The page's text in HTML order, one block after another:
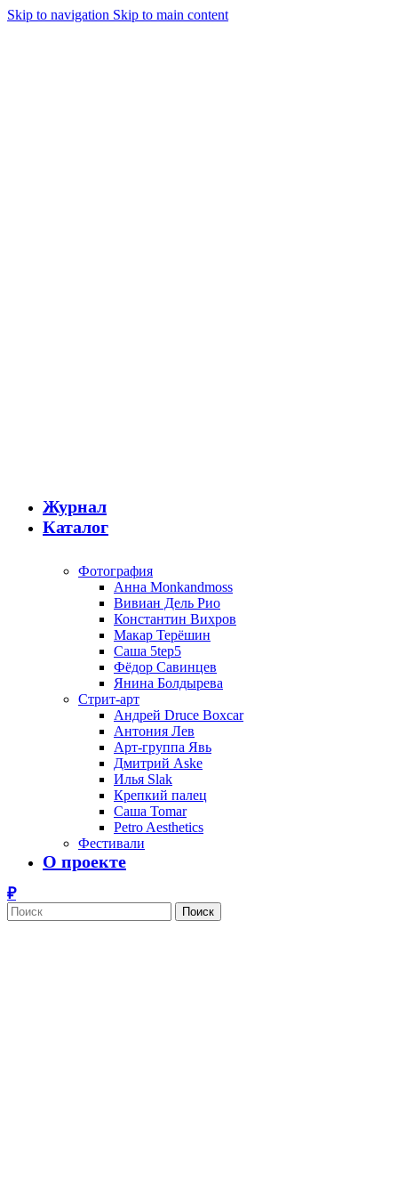
Skip to navigation Skip to main content
Журнал
Каталог
Фотография
Анна Monkandmoss
Вивиан Дель Рио
Константин Вихров
Макар Терёшин
Саша 5tep5
Фёдор Савинцев
Янина Болдырева
Стрит-арт
Андрей Druce Boxcar
Антония Лев
Арт-группа Явь
Дмитрий Aske
Илья Slak
Крепкий палец
Саша Tomar
Petro Aesthetics
Фестивали
О проекте
Поиск